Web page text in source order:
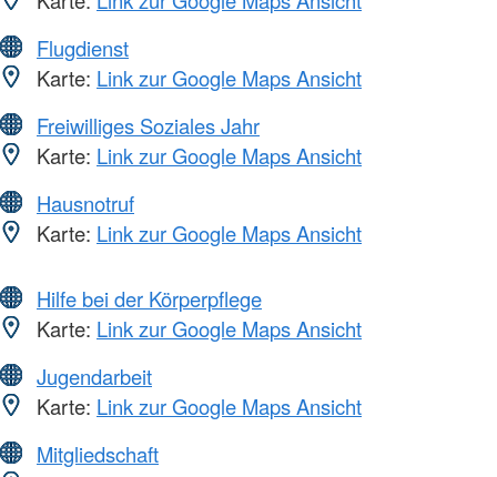
Flugdienst
Karte: Link zur Google Maps Ansicht
Freiwilliges Soziales Jahr
Karte: Link zur Google Maps Ansicht
Hausnotruf
Karte: Link zur Google Maps Ansicht
Hilfe bei der Körperpflege
Karte: Link zur Google Maps Ansicht
Jugendarbeit
Karte: Link zur Google Maps Ansicht
Mitgliedschaft